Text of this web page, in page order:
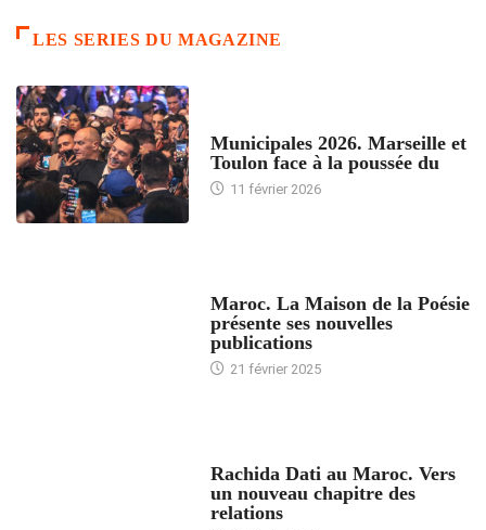
LES SERIES DU MAGAZINE
Municipales 2026. Marseille et
Toulon face à la poussée du
11 février 2026
Maroc. La Maison de la Poésie
présente ses nouvelles
publications
21 février 2025
Rachida Dati au Maroc. Vers
un nouveau chapitre des
relations